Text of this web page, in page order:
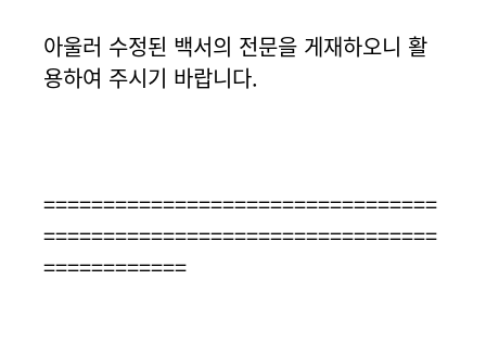
아울러 수정된 백서의 전문을 게재하오니 활
용하여 주시기 바랍니다.
=================================
=================================
============